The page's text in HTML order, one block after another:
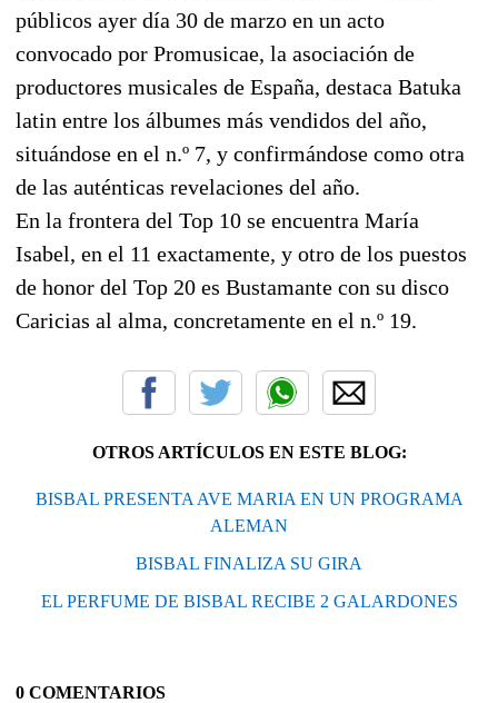
públicos ayer día 30 de marzo en un acto
convocado por Promusicae, la asociación de
productores musicales de España, destaca Batuka
latin entre los álbumes más vendidos del año,
situándose en el n.º 7, y confirmándose como otra
de las auténticas revelaciones del año.
En la frontera del Top 10 se encuentra María
Isabel, en el 11 exactamente, y otro de los puestos
de honor del Top 20 es Bustamante con su disco
Caricias al alma, concretamente en el n.º 19.
OTROS ARTÍCULOS EN ESTE BLOG:
BISBAL PRESENTA AVE MARIA EN UN PROGRAMA
ALEMAN
BISBAL FINALIZA SU GIRA
EL PERFUME DE BISBAL RECIBE 2 GALARDONES
0 COMENTARIOS